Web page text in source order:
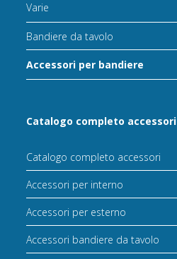
Varie
Bandiere da tavolo
Accessori per bandiere
Catalogo completo accessori
Catalogo completo accessori
Accessori per interno
Accessori per esterno
Accessori bandiere da tavolo